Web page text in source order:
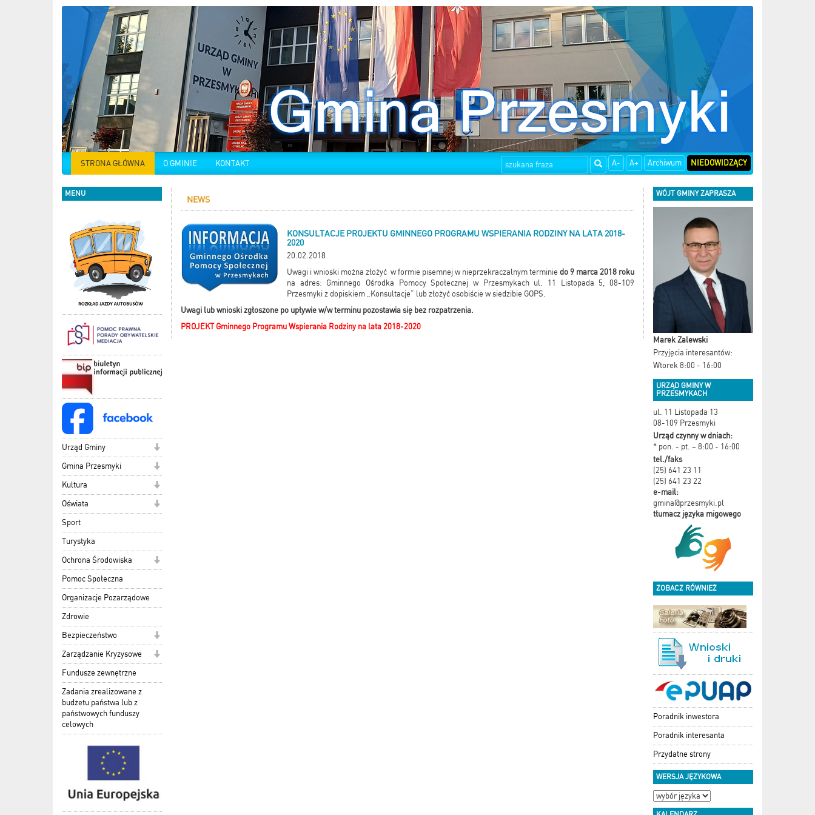
STRONA GŁÓWNA O GMINIE KONTAKT A- A+ Archiwum NIEDOWIDZĄCY
MENU
Urząd Gminy
Gmina Przesmyki
Kultura
Oświata
Sport
Turystyka
Ochrona Środowiska
Pomoc Społeczna
Organizacje Pozarządowe
Zdrowie
Bezpieczeństwo
Zarządzanie Kryzysowe
Fundusze zewnętrzne
Zadania zrealizowane z
budżetu państwa lub z
państwowych funduszy
celowych
NEWS
KONSULTACJE PROJEKTU GMINNEGO PROGRAMU WSPIERANIA RODZINY NA LATA 2018-
2020
20.02.2018
Uwagi i wnioski można złożyć w formie pisemnej w nieprzekraczalnym terminie do 9 marca 2018 roku
na adres: Gminnego Ośrodka Pomocy Społecznej w Przesmykach ul. 11 Listopada 5, 08-109
Przesmyki z dopiskiem „Konsultacje” lub złożyć osobiście w siedzibie GOPS.
Uwagi lub wnioski zgłoszone po upływie w/w terminu pozostawia się bez rozpatrzenia.
PROJEKT Gminnego Programu Wspierania Rodziny na lata 2018-2020
WÓJT GMINY ZAPRASZA
Marek Zalewski
Przyjęcia interesantów:
Wtorek 8:00 - 16:00
URZĄD GMINY W
PRZESMYKACH
ul. 11 Listopada 13
08-109 Przesmyki
Urząd czynny w dniach:
* pon. - pt. – 8:00 - 16:00
tel./faks
(25) 641 23 11
(25) 641 23 22
e-mail:
gmina@przesmyki.pl
tłumacz języka migowego
ZOBACZ RÓWNIEŻ
Poradnik inwestora
Poradnik interesanta
Przydatne strony
WERSJA JĘZYKOWA